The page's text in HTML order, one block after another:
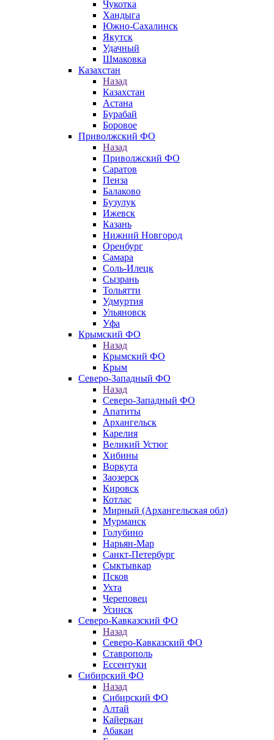
Чукотка
Хандыга
Южно-Сахалинск
Якутск
Удачный
Шмаковка
Казахстан
Назад
Казахстан
Астана
Бурабай
Боровое
Приволжский ФО
Назад
Приволжский ФО
Саратов
Пенза
Балаково
Бузулук
Ижевск
Казань
Нижний Новгород
Оренбург
Самара
Соль-Илецк
Сызрань
Тольятти
Удмуртия
Ульяновск
Уфа
Крымский ФО
Назад
Крымский ФО
Крым
Северо-Западный ФО
Назад
Северо-Западный ФО
Апатиты
Архангельск
Карелия
Великий Устюг
Хибины
Воркута
Заозерск
Кировск
Котлас
Мирный (Архангельская обл)
Мурманск
Голубино
Нарьян-Мар
Санкт-Петербург
Сыктывкар
Псков
Ухта
Череповец
Усинск
Северо-Кавказский ФО
Назад
Северо-Кавказский ФО
Ставрополь
Ессентуки
Сибирский ФО
Назад
Сибирский ФО
Алтай
Кайеркан
Абакан